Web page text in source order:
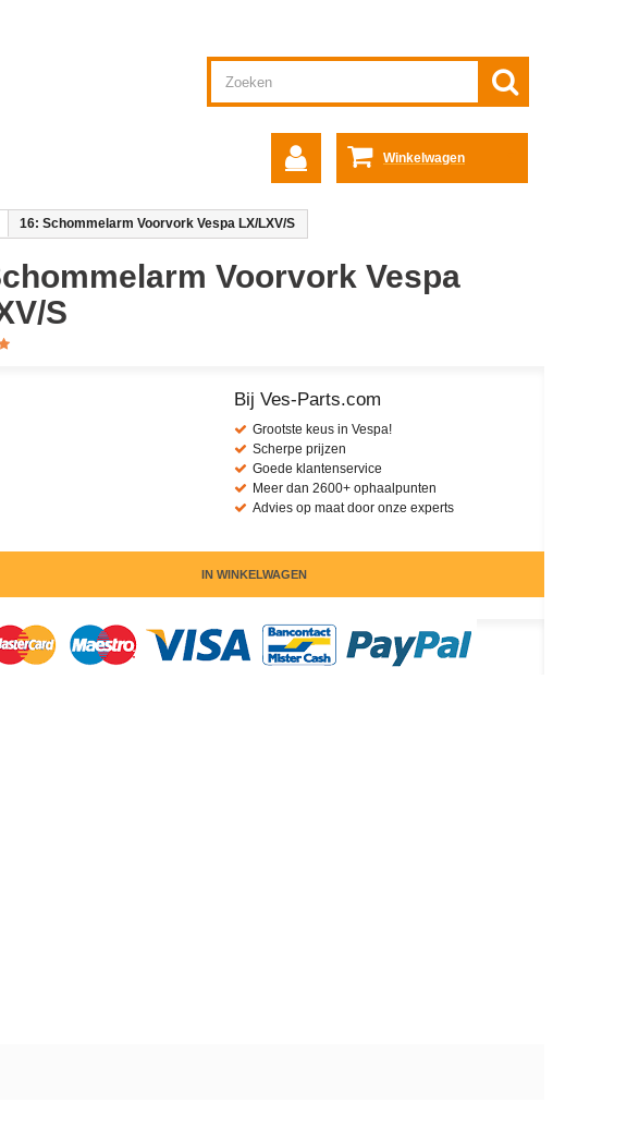
Winkelwagen
16: Schommelarm Voorvork Vespa LX/LXV/S
Voorvork Vespa
S
Bij Ves-Parts.com
Grootste keus in Vespa!
Scherpe prijzen
Goede klantenservice
Meer dan 2600+ ophaalpunten
Advies op maat door onze experts
IN WINKELWAGEN